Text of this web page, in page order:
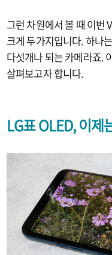
그런 차원에서 볼 때 이번
크게 두가지입니다. 하나
다섯개나 되는 카메라죠.
살펴보고자 합니다.
LG표 OLED, 이제